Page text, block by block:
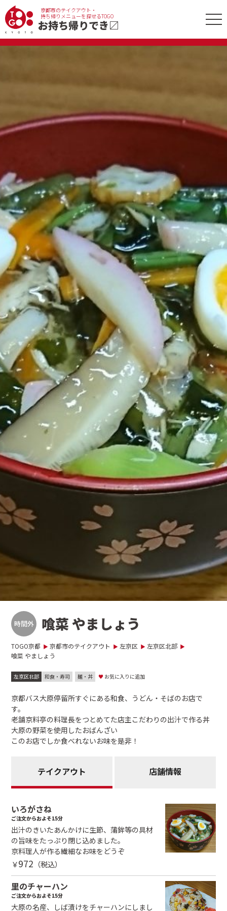
京都市のテイクアウト・
持ち帰りメニューを探せるTOGO
お持ち帰りでき〼
時間外 喰菜 やましょう
TOGO京都 京都市のテイクアウト 左京区
左京区北部
喰菜 やましょう
左京区北部 和食・寿司 麺・丼 ♥ お気に入りに追加
京都バス大原停留所すぐにある和食、うどん・そばのお店で
す。
老舗京料亭の料理長をつとめてた店主こだわりの出汁で作る丼
大原の野菜を使用したおばんざい
このお店でしか食べれないお味を是非！
テイクアウト 店舗情報
いろがさね
ご注文からおよそ15分
出汁のきいたあんかけに生節、蒲鉾等の具材
の旨味をたっぷり閉じ込めました。
京料理人が作る繊細なお味をどうぞ
￥972 （税込）
里のチャーハン
ご注文からおよそ15分
大原の名産、しば漬けをチャーハンにしまし